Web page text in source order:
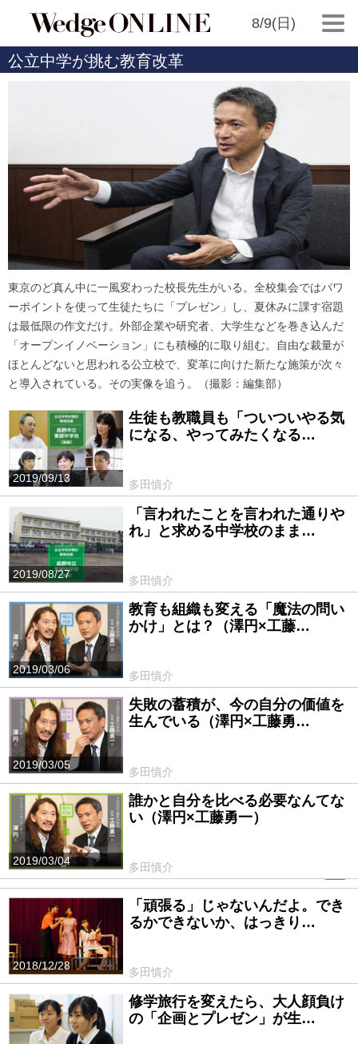
8/9(日)
公立中学が挑む教育改革
東京のど真ん中に一風変わった校長先生がいる。全校集会ではパワ
ーポイントを使って生徒たちに「プレゼン」し、夏休みに課す宿題
は最低限の作文だけ。外部企業や研究者、大学生などを巻き込んだ
「オープンイノベーション」にも積極的に取り組む。自由な裁量が
ほとんどないと思われる公立校で、変革に向けた新たな施策が次々
と導入されている。その実像を追う。（撮影：編集部）
2019/09/13
生徒も教職員も「ついついやる気
になる、やってみたくなる…
多田慎介
2019/08/27
「言われたことを言われた通りや
れ」と求める中学校のまま…
多田慎介
2019/03/06
教育も組織も変える「魔法の問い
かけ」とは？（澤円×工藤…
多田慎介
2019/03/05
失敗の蓄積が、今の自分の価値を
生んでいる（澤円×工藤勇…
多田慎介
2019/03/04
誰かと自分を比べる必要なんてな
い（澤円×工藤勇一）
多田慎介
2018/12/28
「頑張る」じゃないんだよ。でき
るかできないか、はっきり…
多田慎介
修学旅行を変えたら、大人顔負け
の「企画とプレゼン」が生…